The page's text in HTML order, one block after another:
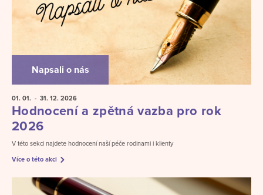
Napsali o nás
01. 01. - 31. 12. 2026
Hodnocení a zpětná vazba pro rok
2026
V této sekci najdete hodnocení naší péče rodinami i klienty
Více o této akci